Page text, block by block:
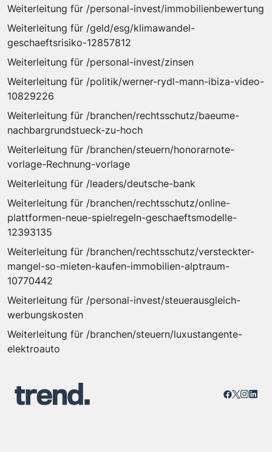
Weiterleitung für /personal-invest/immobilienbewertung
Weiterleitung für /geld/esg/klimawandel-
geschaeftsrisiko-12857812
Weiterleitung für /personal-invest/zinsen
Weiterleitung für /politik/werner-rydl-mann-ibiza-video-
10829226
Weiterleitung für /branchen/rechtsschutz/baeume-
nachbargrundstueck-zu-hoch
Weiterleitung für /branchen/steuern/honorarnote-
vorlage-Rechnung-vorlage
Weiterleitung für /leaders/deutsche-bank
Weiterleitung für /branchen/rechtsschutz/online-
plattformen-neue-spielregeln-geschaeftsmodelle-
12393135
Weiterleitung für /branchen/rechtsschutz/versteckter-
mangel-so-mieten-kaufen-immobilien-alptraum-
10770442
Weiterleitung für /personal-invest/steuerausgleich-
werbungskosten
Weiterleitung für /branchen/steuern/luxustangente-
elektroauto